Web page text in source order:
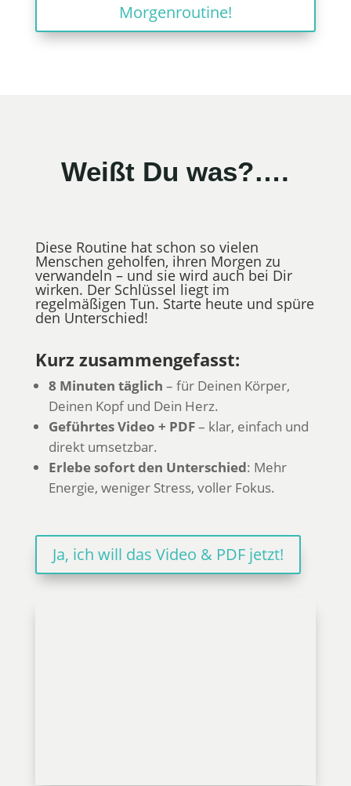
Morgenroutine!
Weißt Du was?….
Diese Routine hat schon so vielen
Menschen geholfen, ihren Morgen zu
verwandeln – und sie wird auch bei Dir
wirken. Der Schlüssel liegt im
regelmäßigen Tun. Starte heute und spüre
den Unterschied!
Kurz zusammengefasst:
8 Minuten täglich – für Deinen Körper,
Deinen Kopf und Dein Herz.
Geführtes Video + PDF– klar, einfach und
direkt umsetzbar.
Erlebe sofort den Unterschied: Mehr
Energie, weniger Stress, voller Fokus.
Ja, ich will das Video & PDF jetzt!